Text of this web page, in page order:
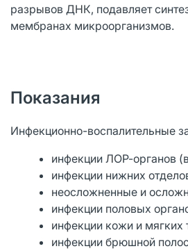
разрывов ДНК, подавляет
мембранах микроорганизмов.
Показания
Инфекционно-воспалительные
инфекции ЛОР-органов
инфекции нижних
неосложненные и
инфекции половых
инфекции кожи и мягких
инфекции брюшной